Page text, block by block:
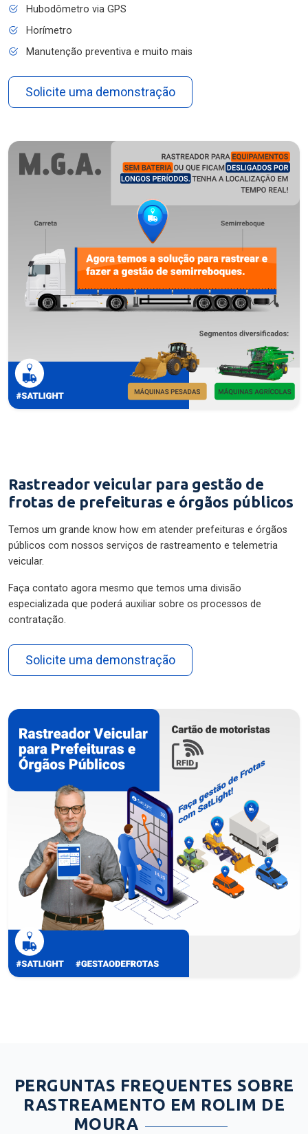
Hubodômetro via GPS
Horímetro
Manutenção preventiva e muito mais
Solicite uma demonstração
Rastreador veicular para gestão de
frotas de prefeituras e órgãos públicos
Temos um grande know how em atender prefeituras e órgãos
públicos com nossos serviços de rastreamento e telemetria
veicular.
Faça contato agora mesmo que temos uma divisão
especializada que poderá auxiliar sobre os processos de
contratação.
Solicite uma demonstração
PERGUNTAS FREQUENTES SOBRE
RASTREAMENTO EM ROLIM DE
MOURA